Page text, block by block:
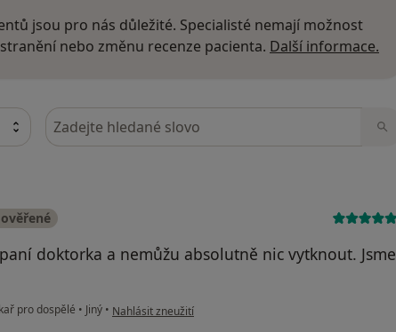
jsou pro nás důležité. Specialisté nemají možnost
nebo změnu recenze pacienta. Další informace.
Hledejte v názorech
doktorka a nemůžu absolutně nic vytknout. Jsme
pro dospělé • Jiný • podle názoru uživatele M.Sokola
Nahlásit zneužití